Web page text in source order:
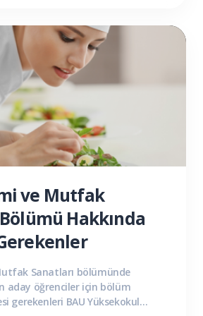
ve Mutfak
Hakkında
Sanatları bölümünde
aday öğrenciler için bölüm
gerekenleri BAU Yüksekokul